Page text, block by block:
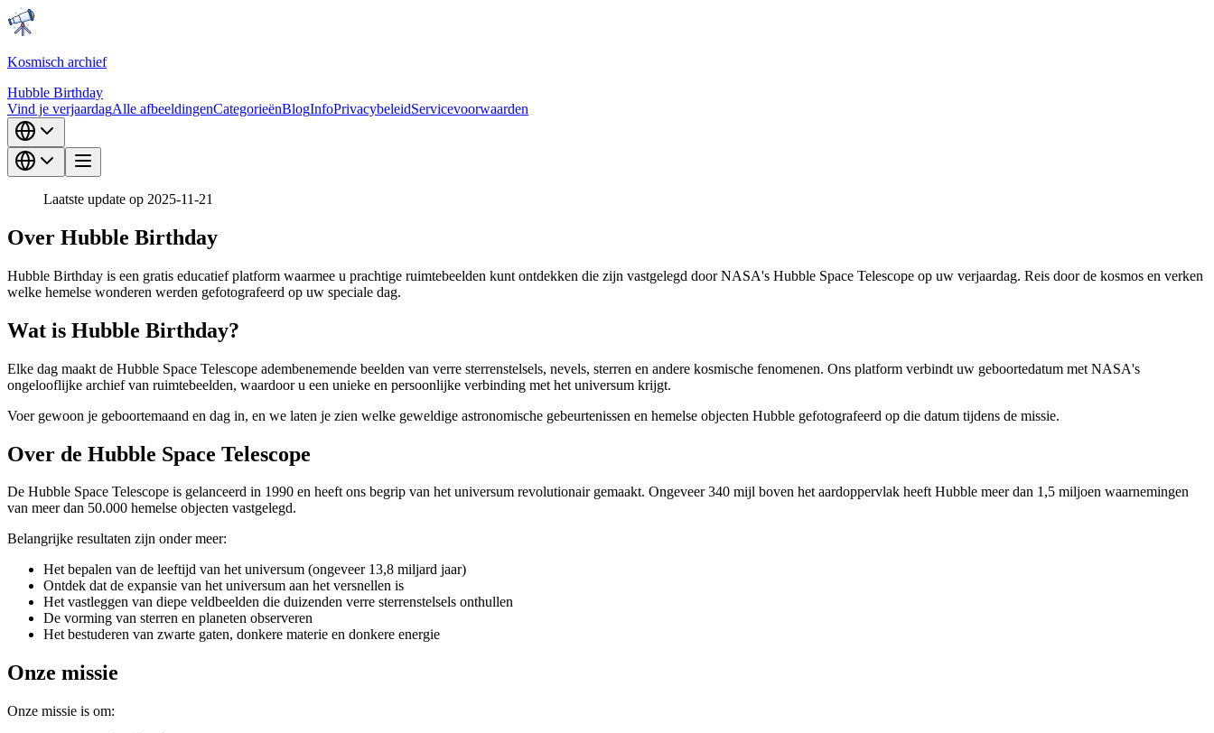
Kosmisch archief
Hubble Birthday
Vind je verjaardagAlle afbeeldingenCategorieënBlogInfoPrivacybeleidServicevoorwaarden
Laatste update op 2025-11-21
Over Hubble Birthday
Hubble Birthday is een gratis educatief platform waarmee u prachtige ruimtebeelden kunt ontdekken die zijn vastgelegd door NASA's Hubble Space Telescope op uw verjaardag. Reis door de kosmos en verken
welke hemelse wonderen werden gefotografeerd op uw speciale dag.
Wat is Hubble Birthday?
Elke dag maakt de Hubble Space Telescope adembenemende beelden van verre sterrenstelsels, nevels, sterren en andere kosmische fenomenen. Ons platform verbindt uw geboortedatum met NASA's
ongelooflijke archief van ruimtebeelden, waardoor u een unieke en persoonlijke verbinding met het universum krijgt.
Voer gewoon je geboortemaand en dag in, en we laten je zien welke geweldige astronomische gebeurtenissen en hemelse objecten Hubble gefotografeerd op die datum tijdens de missie.
Over de Hubble Space Telescope
De Hubble Space Telescope is gelanceerd in 1990 en heeft ons begrip van het universum revolutionair gemaakt. Ongeveer 340 mijl boven het aardoppervlak heeft Hubble meer dan 1,5 miljoen waarnemingen
van meer dan 50.000 hemelse objecten vastgelegd.
Belangrijke resultaten zijn onder meer:
Het bepalen van de leeftijd van het universum (ongeveer 13,8 miljard jaar)
Ontdek dat de expansie van het universum aan het versnellen is
Het vastleggen van diepe veldbeelden die duizenden verre sterrenstelsels onthullen
De vorming van sterren en planeten observeren
Het bestuderen van zwarte gaten, donkere materie en donkere energie
Onze missie
Onze missie is om: